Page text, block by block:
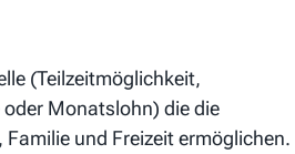
(Teilzeitmöglichkeit,
Monatslohn) die die
und Freizeit ermöglichen.